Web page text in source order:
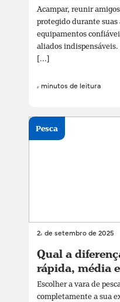
Acampar, reunir
protegido durante
equipamentos
aliados
[...]
4 minutos de leitura
24 de setembro de 2025
Qual a
rápida, média
Escolher a vara de
completamente a sua
Pesca